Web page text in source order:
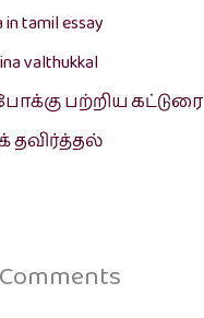
in tamil essay
valthukkal
பற்றிய கட்டுரை
தவிர்த்தல்